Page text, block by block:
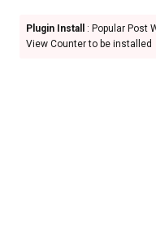
Plugin Install
: Popular Post
View Counter to be installed